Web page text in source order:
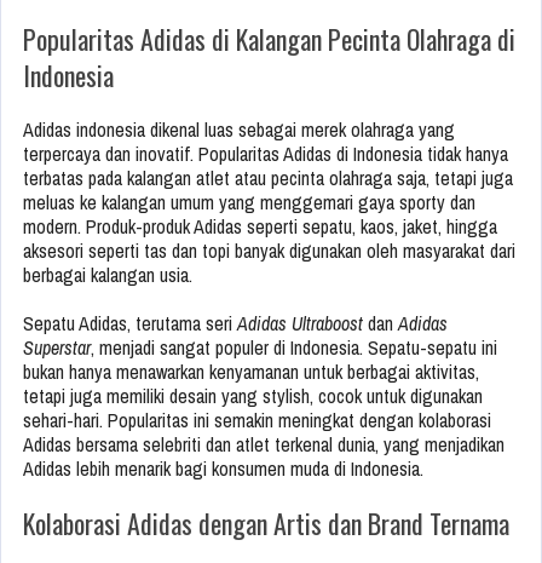
Popularitas Adidas di Kalangan Pecinta Olahraga di
Indonesia
Adidas indonesia dikenal luas sebagai merek olahraga yang
terpercaya dan inovatif. Popularitas Adidas di Indonesia tidak hanya
terbatas pada kalangan atlet atau pecinta olahraga saja, tetapi juga
meluas ke kalangan umum yang menggemari gaya sporty dan
modern. Produk-produk Adidas seperti sepatu, kaos, jaket, hingga
aksesori seperti tas dan topi banyak digunakan oleh masyarakat dari
berbagai kalangan usia.
Sepatu Adidas, terutama seriAdidas UltraboostdanAdidas
Superstar, menjadi sangat populer di Indonesia. Sepatu-sepatu ini
bukan hanya menawarkan kenyamanan untuk berbagai aktivitas,
tetapi juga memiliki desain yang stylish, cocok untuk digunakan
sehari-hari. Popularitas ini semakin meningkat dengan kolaborasi
Adidas bersama selebriti dan atlet terkenal dunia, yang menjadikan
Adidas lebih menarik bagi konsumen muda di Indonesia.
Kolaborasi Adidas dengan Artis dan Brand Ternama